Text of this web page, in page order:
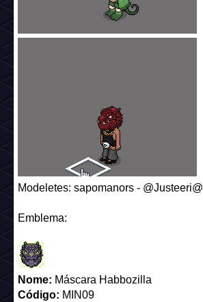
Modeletes: sapomanors - @Justeeri@
Emblema:
Nome: Máscara Habbozilla
Código: MIN09